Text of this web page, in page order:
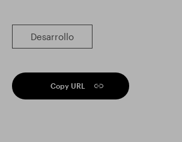
Desarrollo
Copy URL